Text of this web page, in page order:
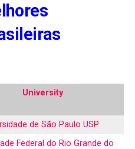
University
de São Paulo USP
Federal do Rio Grande do